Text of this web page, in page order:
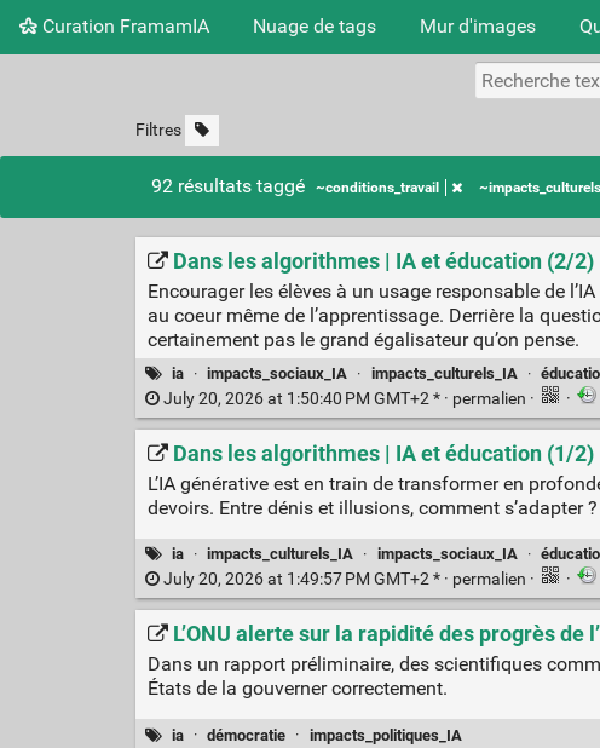
Curation FramamIA Nuage de tags Mur d'images
Filtres
92 résultats taggé ~conditions_travail
Dans les algorithmes | IA et éducation (2/
Encourager les élèves à un usage responsable de
au coeur même de l’apprentissage. Derrière la
certainement pas le grand égalisateur qu’on pense.
ia · impacts_sociaux_IA · impacts_culturels_IA ·
July 20, 2026 at 1:50:40 PM GMT+2 * · permalien · ·
Dans les algorithmes | IA et éducation (1/
L’IA générative est en train de transformer en
devoirs. Entre dénis et illusions, comment s’adapter
ia · impacts_culturels_IA · impacts_sociaux_IA ·
July 20, 2026 at 1:49:57 PM GMT+2 * · permalien · ·
L’ONU alerte sur la rapidité des progrès de
Dans un rapport préliminaire, des scientifiques
États de la gouverner correctement.
ia · démocratie · impacts_politiques_IA